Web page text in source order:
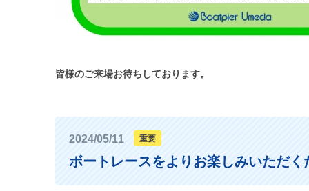
皆様のご来場お待ちしております。
2024/05/11 重要
ボートレースをよりお楽しみいただ